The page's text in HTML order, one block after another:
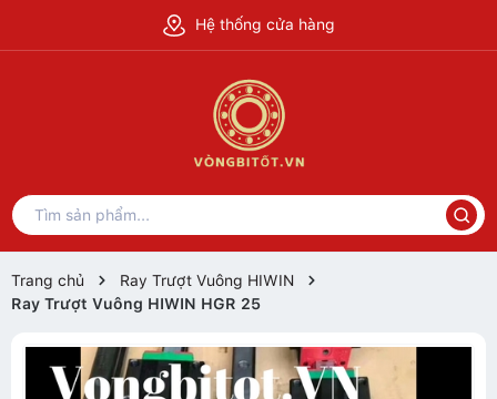
Hệ thống cửa hàng
Trang chủ
Ray Trượt Vuông HIWIN
Ray Trượt Vuông HIWIN HGR 25